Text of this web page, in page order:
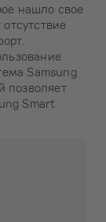
нашло свое
Samsung
позволяет
Smart